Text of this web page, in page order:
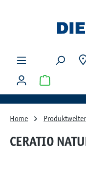
Warenkorb
Home
CERATIO